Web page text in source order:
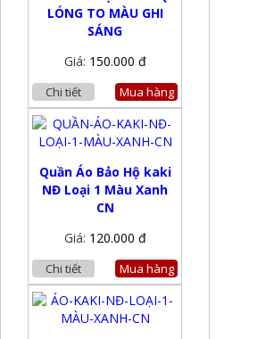
LÓNG TO MÀU GHI
SÁNG
Giá: 150.000 đ
Chi tiết Mua hàng
Quần Áo Bảo Hộ kaki
NĐ Loại 1 Màu Xanh
CN
Giá: 120.000 đ
Chi tiết Mua hàng